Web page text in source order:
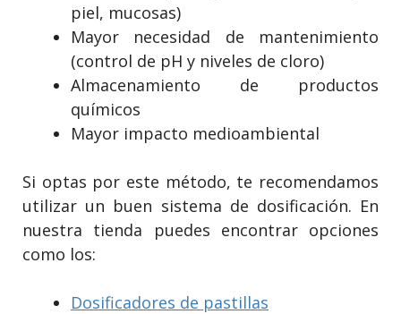
piel, mucosas)
Mayor necesidad de mantenimiento
(control de pH y niveles de cloro)
Almacenamiento de productos
químicos
Mayor impacto medioambiental
Si optas por este método, te recomendamos
utilizar un buen sistema de dosificación. En
nuestra tienda puedes encontrar opciones
como los:
Dosificadores de pastillas